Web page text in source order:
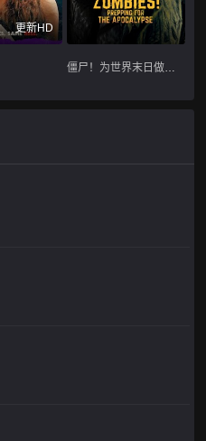
更新HD
僵尸！为世界末日做准备